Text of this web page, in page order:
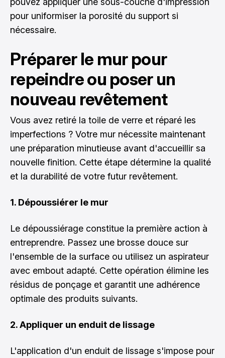
pour uniformiser la porosité du support si
nécessaire.
Préparer le mur pour
repeindre ou poser un
nouveau revêtement
Vous avez retiré la toile de verre et réparé les
imperfections ? Votre mur nécessite maintenant
une préparation minutieuse avant d'accueillir sa
nouvelle finition. Cette étape détermine la qualité
et la durabilité de votre futur revêtement.
1. Dépoussiérer le mur
Le dépoussiérage constitue la première action à
entreprendre. Passez une brosse douce sur
l'ensemble de la surface ou utilisez un aspirateur
avec embout adapté. Cette opération élimine les
résidus de ponçage et garantit une adhérence
optimale des produits suivants.
2. Appliquer un enduit de lissage
L'application d'un enduit de lissage s'impose pour